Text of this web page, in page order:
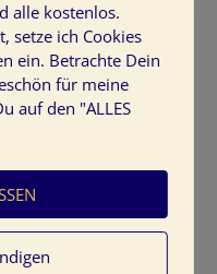
alle kostenlos.
setze ich Cookies
ein. Betrachte Dein
für meine
auf den "ALLES